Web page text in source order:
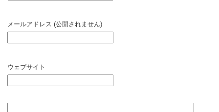
メールアドレス (公開されません)
ウェブサイト